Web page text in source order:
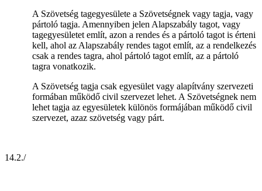
A Szövetség tagegyesülete a Szövetségnek vagy tagja, vagy
pártoló tagja. Amennyiben jelen Alapszabály tagot, vagy
tagegyesületet említ, azon a rendes és a pártoló tagot is érteni
kell, ahol az Alapszabály rendes tagot említ, az a rendelkezés
csak a rendes tagra, ahol pártoló tagot említ, az a pártoló
tagra vonatkozik.
A Szövetség tagja csak egyesület vagy alapítvány szervezeti
formában működő civil szervezet lehet. A Szövetségnek nem
lehet tagja az egyesületek különös formájában működő civil
szervezet, azaz szövetség vagy párt.
14.2./